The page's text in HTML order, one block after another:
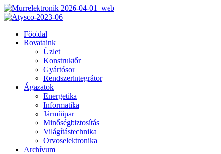
Főoldal
Rovataink
Üzlet
Konstruktőr
Gyártósor
Rendszerintegrátor
Ágazatok
Energetika
Informatika
Járműipar
Minőségbiztosítás
Világítástechnika
Orvoselektronika
Archívum